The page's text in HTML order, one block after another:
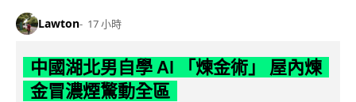
Lawton 17 小時
中國湖北男自學 AI 「煉金術」 屋內煉
金冒濃煙驚動全區